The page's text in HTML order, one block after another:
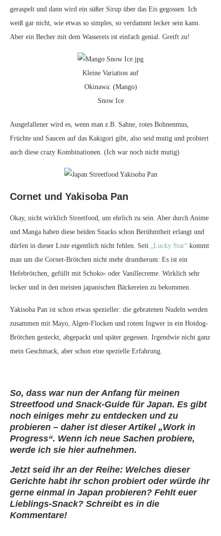
geraspelt und dann wird ein süßer Sirup über das Eis gegossen. Ich
weiß gar nicht, wie etwas so simples, so verdammt lecker sein kann.
Aber ein Becher mit dem Wassereis ist einfach genial. Greift zu!
Kleine Variation auf
Okinawa: (Mango)
Snow Ice
Ausgefallener wird es, wenn man z.B. Sahne, rotes Bohnenmus,
Früchte und Saucen auf das Kakigori gibt, also seid mutig und probiert
auch diese crazy Kombinationen. (Ich war noch nicht mutig)
Cornet und Yakisoba Pan
Okay, nicht wirklich Streetfood, um ehrlich zu sein. Aber durch Anime
und Manga haben diese beiden Snacks schon Berühmtheit erlangt und
dürfen in dieser Liste eigentlich nicht fehlen. Seit „Lucky Star“ kommt
man um die Cornet-Brötchen nicht mehr drumherum: Es ist ein
Hefebrötchen, gefüllt mit Schoko- oder Vanillecreme. Wirklich sehr
lecker und in den meisten japanischen Bäckereien zu bekommen.
Yakisoba Pan ist schon etwas spezieller: die gebratenen Nudeln werden
zusammen mit Mayo, Algen-Flocken und rotem Ingwer in ein Hotdog-
Brötchen gesteckt, abgepackt und später gegessen. Irgendwie nicht ganz
mein Geschmack, aber schon eine spezielle Erfahrung.
So, dass war nun der Anfang für meinen
Streetfood und Snack-Guide für Japan. Es gibt
noch einiges mehr zu entdecken und zu
probieren – daher ist dieser Artikel „Work in
Progress“. Wenn ich neue Sachen probiere,
werde ich sie hier aufnehmen.
Jetzt seid ihr an der Reihe: Welches dieser
Gerichte habt ihr schon probiert oder würde ihr
gerne einmal in Japan probieren? Fehlt euer
Lieblings-Snack? Schreibt es in die
Kommentare!